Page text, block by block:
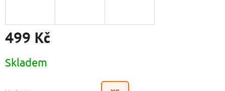
499 Kč
cena:
Skladem